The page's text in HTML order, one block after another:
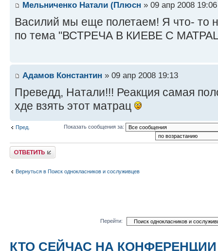
Мельниченко Натали (Плюсн » 09 апр 2008 19:06
Василий мы еще полетаем! Я что- то
по тема "ВСТРЕЧА В КИЕВЕ С
Адамов Константин » 09 апр 2008 19:13
Преведд, Натали!!! Реакция самая
хде взять этот матрац
Пред. Показать сообщения за:
Ответить
Вернуться в Поиск однокласников и сослуживцев
Перейти:
КТО СЕЙЧАС НА КОНФЕРЕНЦИИ